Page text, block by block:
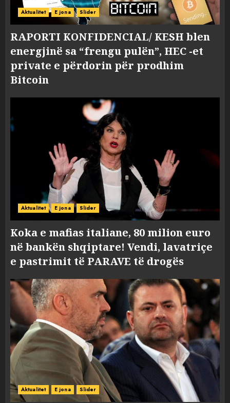
Aktualitet E jona Slider
RAPORTI KONFIDENCIAL/ KESH blen
energjinë sa “frengu pulën”, HEC -et
private e përdorin për prodhim
Bitcoin
Aktualitet E jona Slider
Koka e mafias italiane, 80 milion euro
në bankën shqiptare! Vendi, lavatriçe
e pastrimit të PARAVE të drogës
Aktualitet E jona Slider